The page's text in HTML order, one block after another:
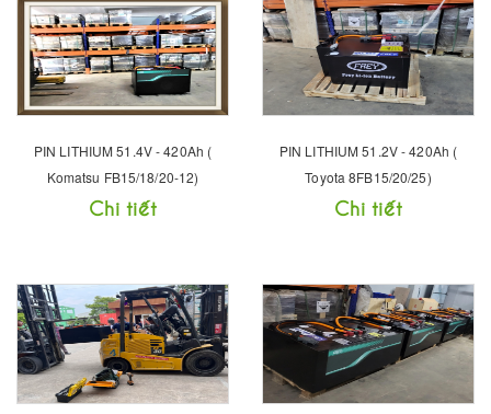
PIN LITHIUM 51.4V - 420Ah (
Komatsu FB15/18/20-12)
Chi tiết
PIN LITHIUM 51.2V - 420Ah (
Toyota 8FB15/20/25)
Chi tiết